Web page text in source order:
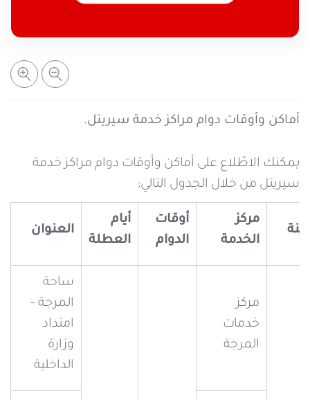
اتصل بنا
شبكة التوزيع
الإجراءات
أماكن وأوقات دوام مراكز خدمة سيريتل.
يمكنك الاطّلاع على أماكن وأوقات دوام مراكز خدمة
سيريتل من خلال الجدول التالي:
مركز
الخدمة
أوقات
الدوام
أيام
العطلة
العنوان
مركز
خدمات
المرجة
ساحة
المرجة –
امتداد
وزارة
الداخلية